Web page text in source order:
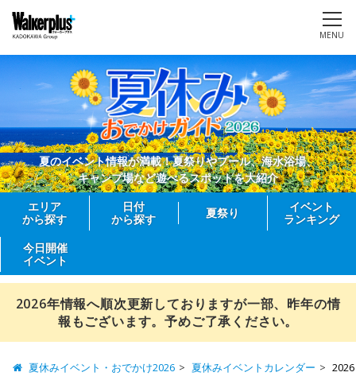
MENU
夏のイベント情報が満載！夏祭りやプール、海水浴場、
キャンプ場など遊べるスポットを大紹介
エリア
から探す
日付
から探す
夏祭り
イベント
ランキング
今日開催
イベント
2026年情報へ順次更新しておりますが一部、昨年の情
報もございます。予めご了承ください。
夏休みイベント・おでかけ2026 夏休みイベントカレンダー